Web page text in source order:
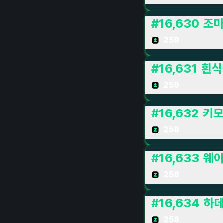
#16,630 조
#16,631 흰
#16,632 키
#16,633 웨
#16,634 하